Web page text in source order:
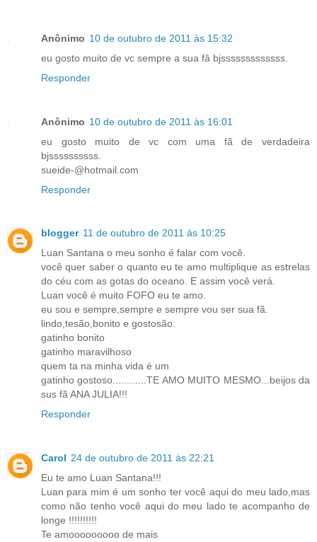
Anônimo 10 de outubro de 2011 às 15:32
eu gosto muito de vc sempre a sua fâ bjsssssssssssss.
Responder
Anônimo 10 de outubro de 2011 às 16:01
eu gosto muito de vc com uma fã de verdadeira
bjssssssssss.
sueide-@hotmail.com
Responder
blogger 11 de outubro de 2011 às 10:25
Luan Santana o meu sonho é falar com você.
você quer saber o quanto eu te amo multiplique as estrelas
do céu com as gotas do oceano. E assim você verá.
Luan você é muito FOFO eu te amo.
eu sou e sempre,sempre e sempre vou ser sua fã.
lindo,tesão,bonito e gostosão.
gatinho bonito
gatinho maravilhoso
quem ta na minha vida é um
gatinho gostoso............TE AMO MUITO MESMO...beijos da
sus fã ANA JULIA!!!
Responder
Carol 24 de outubro de 2011 às 22:21
Eu te amo Luan Santana!!!
Luan para mim é um sonho ter você aqui do meu lado,mas
como não tenho você aqui do meu lado te acompanho de
longe !!!!!!!!!!
Te amooooooooo de mais